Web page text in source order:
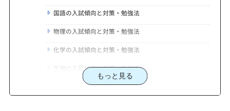
国語の入試傾向と対策・勉強法
物理の入試傾向と対策・勉強法
化学の入試傾向と対策・勉強法
生物の入試傾向と対策・勉強法
金沢工業大学情報フロンティア学部合格に必要な勉
強時間はどれくらい？
もっと見る